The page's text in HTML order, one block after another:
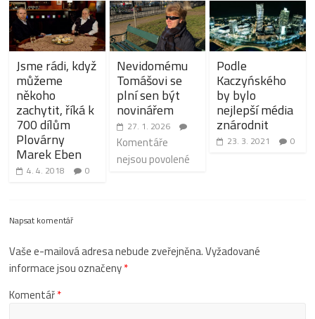
Jsme rádi, když
můžeme
někoho
zachytit, říká k
700 dílům
Plovárny
Marek Eben
4. 4. 2018 0
Nevidomému
Tomášovi se
plní sen být
novinářem
27. 1. 2026
Komentáře
nejsou povolené
Podle
Kaczyńského
by bylo
nejlepší média
znárodnit
23. 3. 2021 0
Napsat komentář
Vaše e-mailová adresa nebude zveřejněna.Vyžadované
informace jsou označeny*
Komentář*